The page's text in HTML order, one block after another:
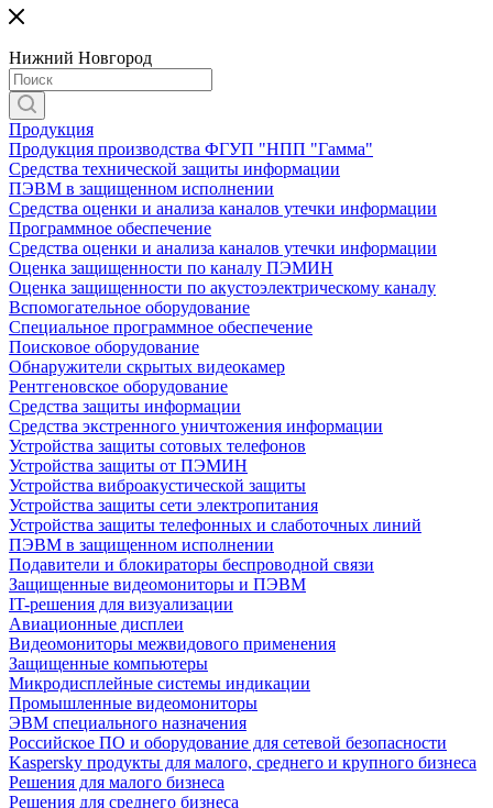
Нижний Новгород
Продукция
Продукция производства ФГУП "НПП "Гамма"
Средства технической защиты информации
ПЭВМ в защищенном исполнении
Средства оценки и анализа каналов утечки информации
Программное обеспечение
Средства оценки и анализа каналов утечки информации
Оценка защищенности по каналу ПЭМИН
Оценка защищенности по акустоэлектрическому каналу
Вспомогательное оборудование
Специальное программное обеспечение
Поисковое оборудование
Обнаружители скрытых видеокамер
Рентгеновское оборудование
Средства защиты информации
Средства экстренного уничтожения информации
Устройства защиты сотовых телефонов
Устройства защиты от ПЭМИН
Устройства виброакустической защиты
Устройства защиты сети электропитания
Устройства защиты телефонных и слаботочных линий
ПЭВМ в защищенном исполнении
Подавители и блокираторы беспроводной связи
Защищенные видеомониторы и ПЭВМ
IT-решения для визуализации
Авиационные дисплеи
Видеомониторы межвидового применения
Защищенные компьютеры
Микродисплейные системы индикации
Промышленные видеомониторы
ЭВМ специального назначения
Российское ПО и оборудование для сетевой безопасности
Kaspersky продукты для малого, среднего и крупного бизнеса
Решения для малого бизнеса
Решения для среднего бизнеса